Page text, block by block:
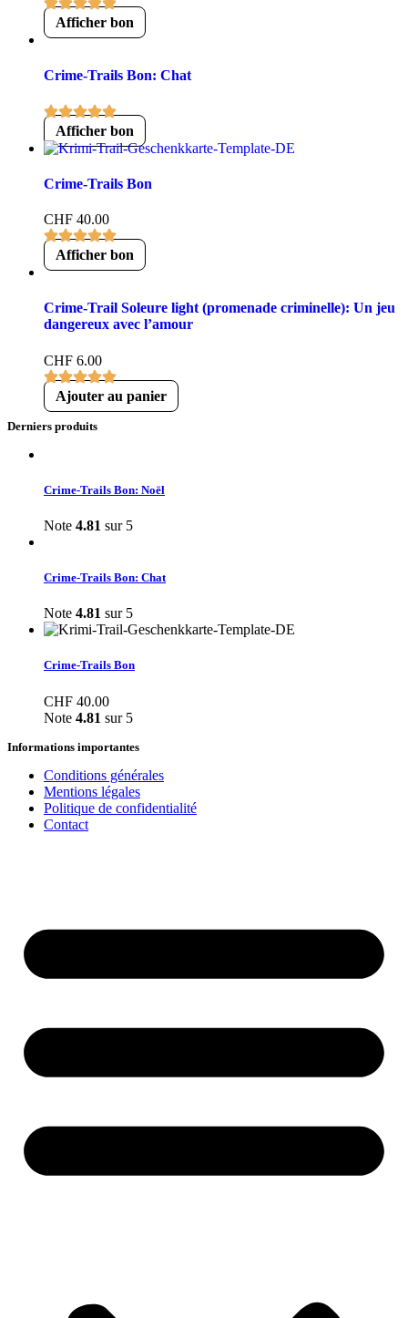
Afficher bon
Crime-Trails Bon: Chat
Afficher bon
Crime-Trails Bon
CHF 40.00
Afficher bon
Crime-Trail Soleure light (promenade criminelle): Un jeu
dangereux avec l’amour
CHF 6.00
Ajouter au panier
Derniers produits
Crime-Trails Bon: Noël
Note 4.81 sur 5
Crime-Trails Bon: Chat
Note 4.81 sur 5
Crime-Trails Bon
CHF 40.00
Note 4.81 sur 5
Informations importantes
Conditions générales
Mentions légales
Politique de confidentialité
Contact